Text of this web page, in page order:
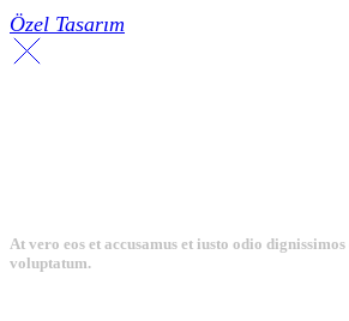
Özel Tasarım
At vero eos et accusamus et iusto odio
voluptatum.